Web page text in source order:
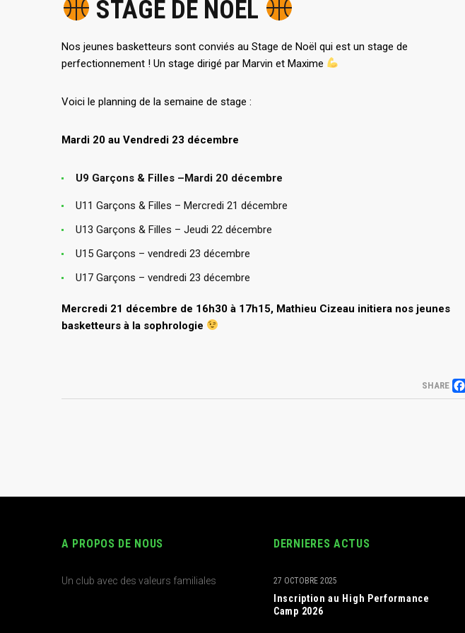
STAGE DE NOEL
Nos jeunes basketteurs sont conviés au Stage de Noël qui est un stage de
perfectionnement ! Un stage dirigé par Marvin et Maxime
Voici le planning de la semaine de stage :
Mardi 20 au Vendredi 23 décembre
U9 Garçons & Filles –Mardi 20 décembre
U11 Garçons & Filles – Mercredi 21 décembre
U13 Garçons & Filles – Jeudi 22 décembre
U15 Garçons – vendredi 23 décembre
U17 Garçons – vendredi 23 décembre
Mercredi 21 décembre de 16h30 à 17h15, Mathieu Cizeau initiera nos jeunes
basketteurs à la sophrologie
SHARE
A PROPOS DE NOUS
Un club avec des valeurs familiales
DERNIERES ACTUS
Inscription au High Performance
Camp 2026
27 OCTOBRE 2025